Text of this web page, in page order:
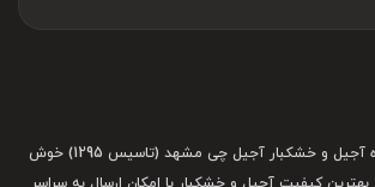
خرید حضوری از یک مغازه آجیل‌فروشی است.
اینطوری می‌شود یک محصول باکیفیت و
اما خب الان عصر تکنولوژی شده و البته
به شعبه آنلاین فروشگاه آجیل و خشکبار آجیل چی مشهد (تاسیس 1295) خوش
کیفیت آجیل و خشکبار با امکان ارسال به سراسر